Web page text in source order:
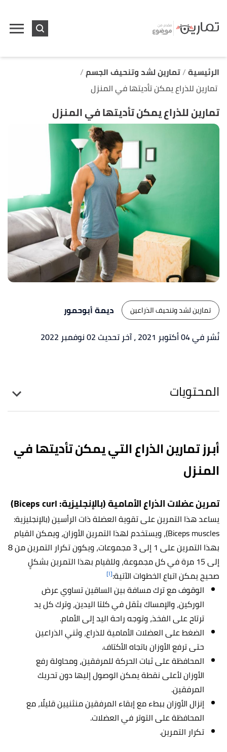
الرئيسية تمارين لشد وتنحيف الجسم
تمارين للذراع يمكن تأديتها في المنزل
تمارين للذراع يمكن تأديتها في المنزل
تمارين لشد وتنحيف الذراعين
ديمة أبوحمور
نُشر في 04 أكتوبر 2021
، آخر تحديث 02 نوفمبر 2022
المحتويات
أبرز تمارين الذراع التي يمكن تأديتها في
المنزل
تمرين عضلات الذراع الأمامية (بالإنجليزية: Biceps curl)
يساعد هذا التمرين على تقوية العضلة ذات الرأسين (بالإنجليزية:
Biceps muscles)، ويستخدم لهذا التمرين الأوزان، ويمكن القيام
بهذا التمرين على 1 إلى 3 مجموعات، ويكون تكرار التمرين من 8
إلى 15 مرة في كل مجموعة، وللقيام بهذا التمرين بشكلٍ
صحيح يمكن اتباع الخطوات الآتية:[١]
الوقوف مع ترك مسافة بين الساقين تساوي عرض
الوركين، والإمساك بثقل في كلتا اليدين، وترك كل يد
ترتاح على الفخذ، وتوجه راحة اليد إلى الأمام.
الضغط على العضلات الأمامية للذراع، وثني الذراعين
حتى ترفع الأوزان باتجاه الأكتاف.
المحافظة على ثبات الحركة للمرفقين، ومحاولة رفع
الأوزان لأعلى نقطة يمكن الوصول إليها دون تحريك
المرفقين.
إنزال الأوزان ببطء مع إبقاء المرفقين منثنيين قليلًا، مع
المحافظة على التوتر في العضلات.
تكرار التمرين.